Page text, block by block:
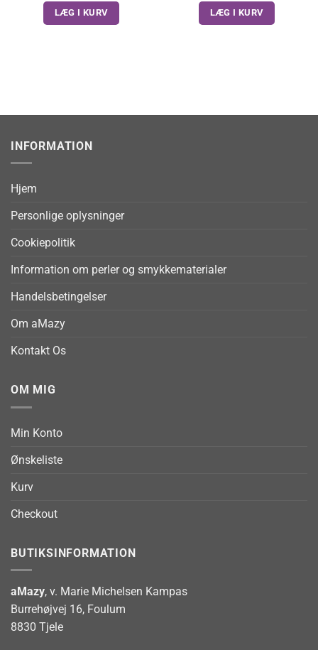
LÆG I KURV LÆG I KURV
INFORMATION
Hjem
Personlige oplysninger
Cookiepolitik
Information om perler og smykkematerialer
Handelsbetingelser
Om aMazy
Kontakt Os
OM MIG
Min Konto
Ønskeliste
Kurv
Checkout
BUTIKSINFORMATION
aMazy, v. Marie Michelsen Kampas
Burrehøjvej 16, Foulum
8830 Tjele